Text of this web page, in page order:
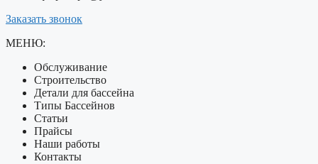
Заказать звонок
МЕНЮ:
Обслуживание
Строительство
Детали для бассейна
Типы Бассейнов
Статьи
Прайсы
Наши работы
Контакты